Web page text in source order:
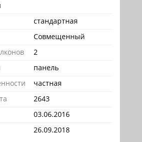
стандартная
Совмещенный
2
панель
частная
2643
03.06.2016
26.09.2018